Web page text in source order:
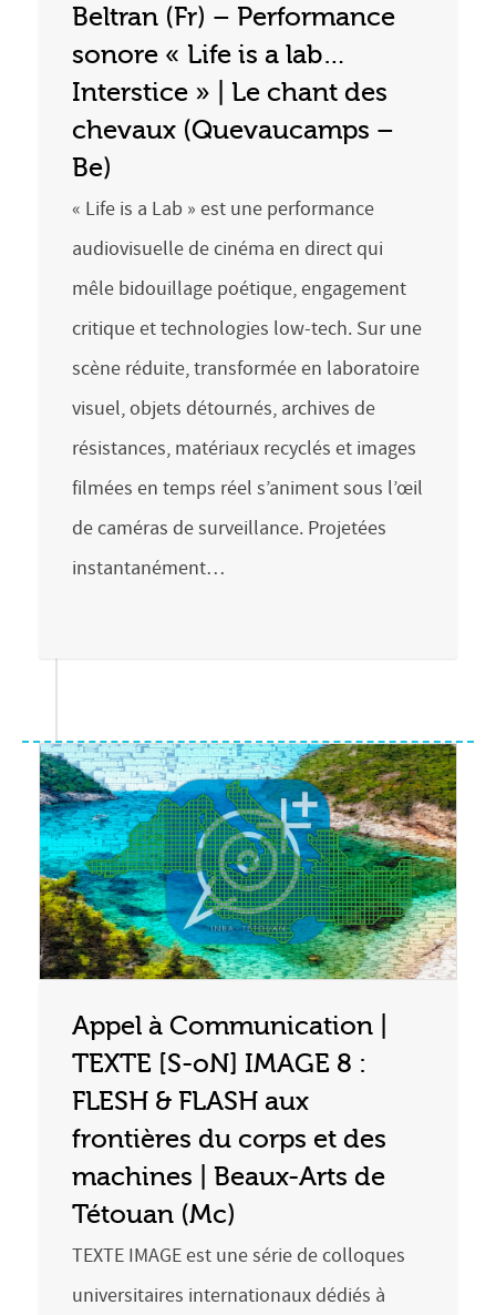
Beltran (Fr) – Performance
sonore « Life is a lab…
Interstice » | Le chant des
chevaux (Quevaucamps –
Be)
« Life is a Lab » est une performance
audiovisuelle de cinéma en direct qui
mêle bidouillage poétique, engagement
critique et technologies low-tech. Sur une
scène réduite, transformée en laboratoire
visuel, objets détournés, archives de
résistances, matériaux recyclés et images
filmées en temps réel s’animent sous l’œil
de caméras de surveillance. Projetées
instantanément…
Appel à Communication |
TEXTE [S-oN] IMAGE 8 :
FLESH & FLASH aux
frontières du corps et des
machines | Beaux-Arts de
Tétouan (Mc)
TEXTE IMAGE est une série de colloques
universitaires internationaux dédiés à